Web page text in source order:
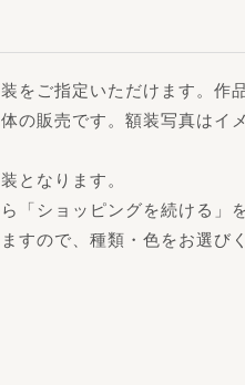
をご指定いただけます。
販売です。額装写真はイ
となります。
「ショッピングを続ける
すので、種類・色をお選び